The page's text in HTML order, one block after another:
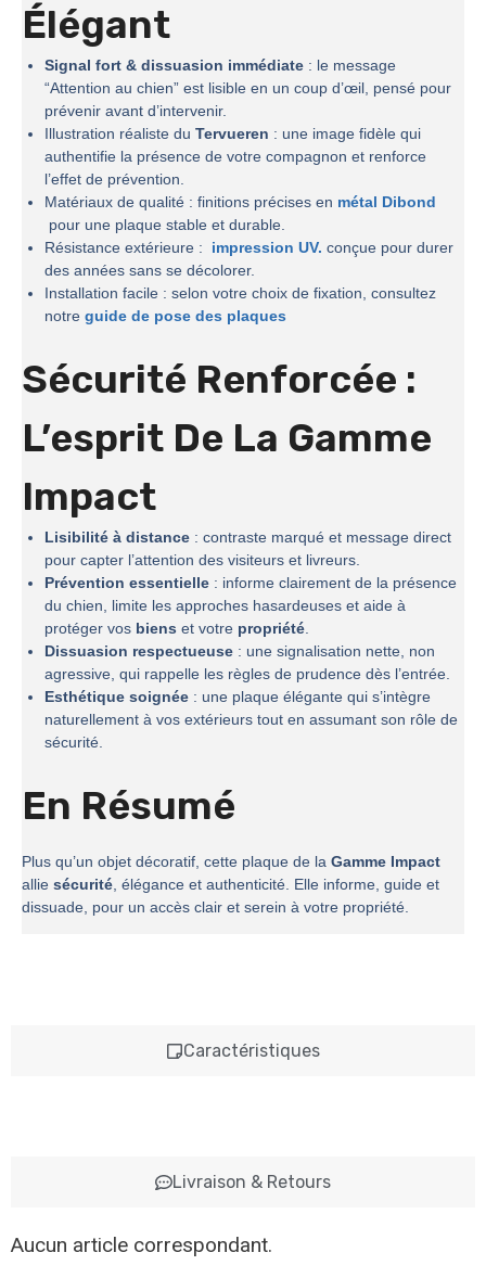
Caractéristiques
Livraison & Retours
Élégant
Signal fort & dissuasion immédiate : le message
“Attention au chien” est lisible en un coup d’œil, pensé pour
prévenir avant d’intervenir.
Illustration réaliste du Tervueren : une image fidèle qui
authentifie la présence de votre compagnon et renforce
l’effet de prévention.
Matériaux de qualité : finitions précises en métal Dibond
pour une plaque stable et durable.
Résistance extérieure :
impression UV. conçue pour durer
des années sans se décolorer.
Installation facile : selon votre choix de fixation, consultez
notre guide de pose des plaques
Sécurité Renforcée :
L’esprit De La Gamme
Impact
Lisibilité à distance : contraste marqué et message direct
pour capter l’attention des visiteurs et livreurs.
Prévention essentielle : informe clairement de la présence
du chien, limite les approches hasardeuses et aide à
protéger vos biens et votre propriété.
Dissuasion respectueuse : une signalisation nette, non
agressive, qui rappelle les règles de prudence dès l’entrée.
Esthétique soignée : une plaque élégante qui s’intègre
naturellement à vos extérieurs tout en assumant son rôle de
sécurité.
En Résumé
Plus qu’un objet décoratif, cette plaque de la Gamme Impact
allie sécurité, élégance et authenticité. Elle informe, guide et
dissuade, pour un accès clair et serein à votre propriété.
Aucun article correspondant.